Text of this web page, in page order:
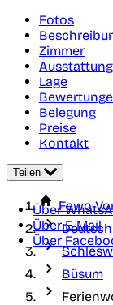
Fotos
Zimmer
Ausstattung
Lage
Belegung
Preise
Kontakt
Teilen
Über
Über E-Mail
Über
Fewo-
Büsum